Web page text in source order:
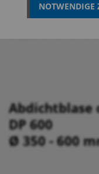
BÖSCH MRS ›
Abdichtblase
DP 600
Ø 350 - 600
NOTWENDIGE